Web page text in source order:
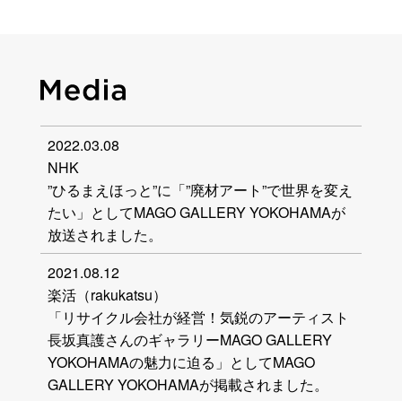
2022.03.08
NHK
”ひるまえほっと”に「”廃材アート”で世界を変え
たい」としてMAGO GALLERY YOKOHAMAが
放送されました。
2021.08.12
楽活（rakukatsu）
「リサイクル会社が経営！気鋭のアーティスト
長坂真護さんのギャラリーMAGO GALLERY
YOKOHAMAの魅力に迫る」としてMAGO
GALLERY YOKOHAMAが掲載されました。